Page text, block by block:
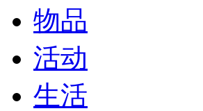
物品
活动
生活